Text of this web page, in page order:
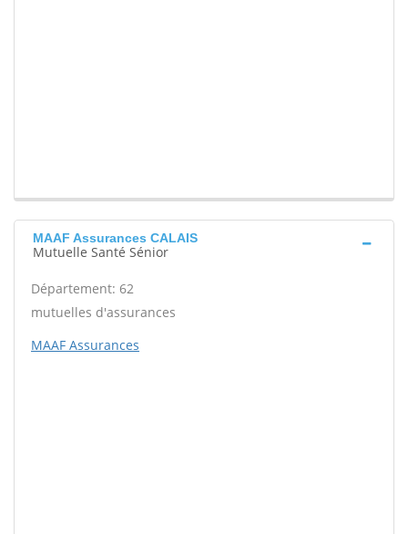
MAAF Assurances CALAIS
Mutuelle Santé Sénior
Département: 62
mutuelles d'assurances
MAAF Assurances